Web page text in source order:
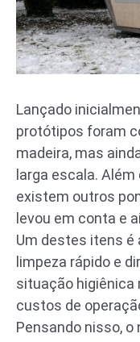
Lançado
protótipos foram
madeira, mas
larga escala.
existem outros
levou em conta e
Um destes itens é
limpeza rápido e
situação higiênica
custos de
Pensando nisso,